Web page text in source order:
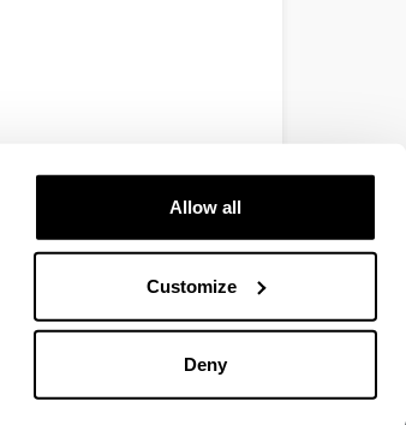
Allow all
Customize
Deny
EHU